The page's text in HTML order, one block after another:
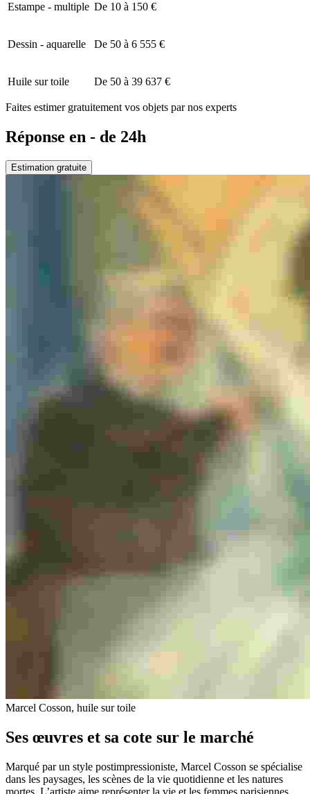
Estampe - multiple De 10 à 150 €
Dessin - aquarelle De 50 à 6 555 €
Huile sur toile De 50 à 39 637 €
Faites estimer gratuitement vos objets par nos experts
Réponse en - de 24h
Estimation gratuite
Marcel Cosson, huile sur toile
Ses œuvres et sa cote sur le marché
Marqué par un style postimpressioniste, Marcel Cosson se spécialise
dans les paysages, les scènes de la vie quotidienne et les natures
mortes. L’artiste aime représenter la vie et les femmes parisiennes